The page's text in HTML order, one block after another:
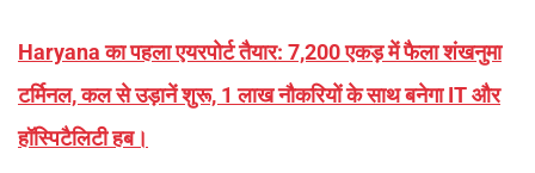
Haryana का पहला एयरपोर्ट तैयार: 7,200 एकड़ में फैला शंखनुमा
टर्मिनल, कल से उड़ानें शुरू, 1 लाख नौकरियों के साथ बनेगा IT और
हॉस्पिटैलिटी हब।